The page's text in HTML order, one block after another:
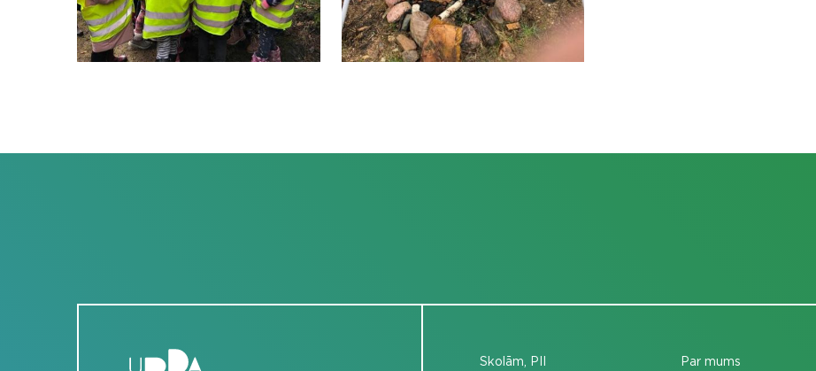
Skolām, PII Par mums